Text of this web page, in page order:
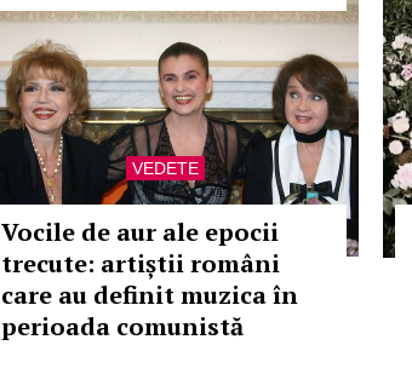
VEDETE
Vocile de aur ale epocii
trecute: artiștii români
care au definit muzica în
perioada comunistă